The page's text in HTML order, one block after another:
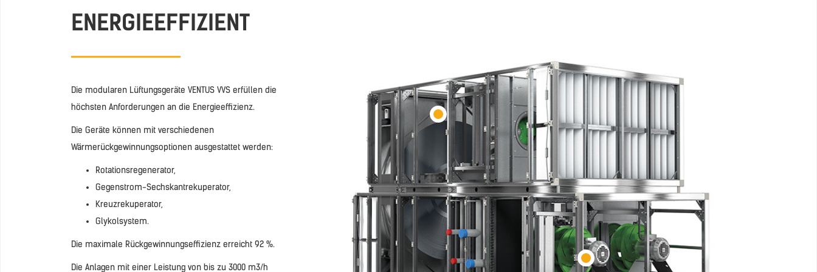
ENERGIEEFFIZIENT
Die modularen Lüftungsgeräte VENTUS VVS erfüllen die
höchsten Anforderungen an die Energieeffizienz.
Die Geräte können mit verschiedenen
Wärmerückgewinnungsoptionen ausgestattet werden:
Rotationsregenerator,
Gegenstrom-Sechskantrekuperator,
Kreuzrekuperator,
Glykolsystem.
Die maximale Rückgewinnungseffizienz erreicht 92 %.
Die Anlagen mit einer Leistung von bis zu 3000 m3/h